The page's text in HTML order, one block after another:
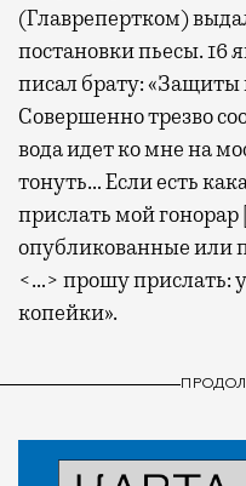
(Главрепертком)
постановки пьесы. 16
писал брату:
Совершенно трезво
вода идет ко мне на
тонуть… Если есть
прислать мой гонорар
опубликованные или
<…> прошу прислать:
копейки».